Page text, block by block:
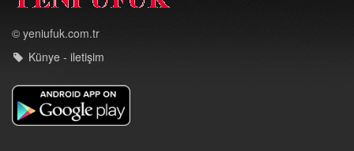
© yeniufuk.com.tr
Künye - iletişim